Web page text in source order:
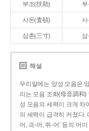
부조(扶助)
사돈(査頓)
삼촌(三寸) 삼
해설
우리말에는 양성 모음은
리는 모음 조화(母音調和)
성 모음의 세력이 크게 차
의 세력이 급격히 커졌다.
어, 괴-어, 쥐-어’ 등의 어